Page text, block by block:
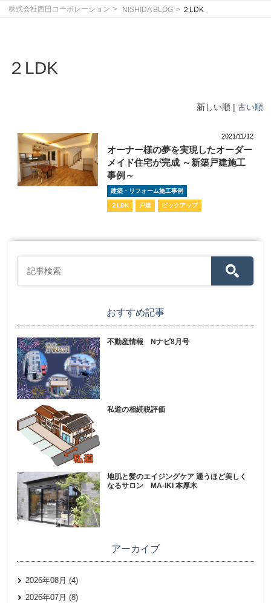
株式会社西田コーポレーション NISHIDA BLOG ２LDK
２LDK
新しい順 | 古い順
2021/11/12
オーナー様の夢を実現したオーダー
メイド住宅が完成 ～新築戸建施工
事例～
建築・リフォーム施工事例
２LDK 戸建 ピックアップ
おすすめ記事
不動産情報 Nナビ8月号
私道の相続税評価
地肌と髪のエイジングケア 通うほど美しく
なるサロン MA-IKI 本厚木
アーカイブ
2026年08月 (4)
2026年07月 (8)